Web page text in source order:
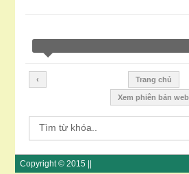
‹ Trang chủ
Xem phiên bản web
Copyright © 2015 ||